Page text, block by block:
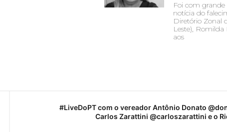
Foi com grande
notícia do
Diretório Zonal
Leste),
aos
#LiveDoPT com o vereador Antônio Donato
Carlos Zarattini @carloszarattini e o